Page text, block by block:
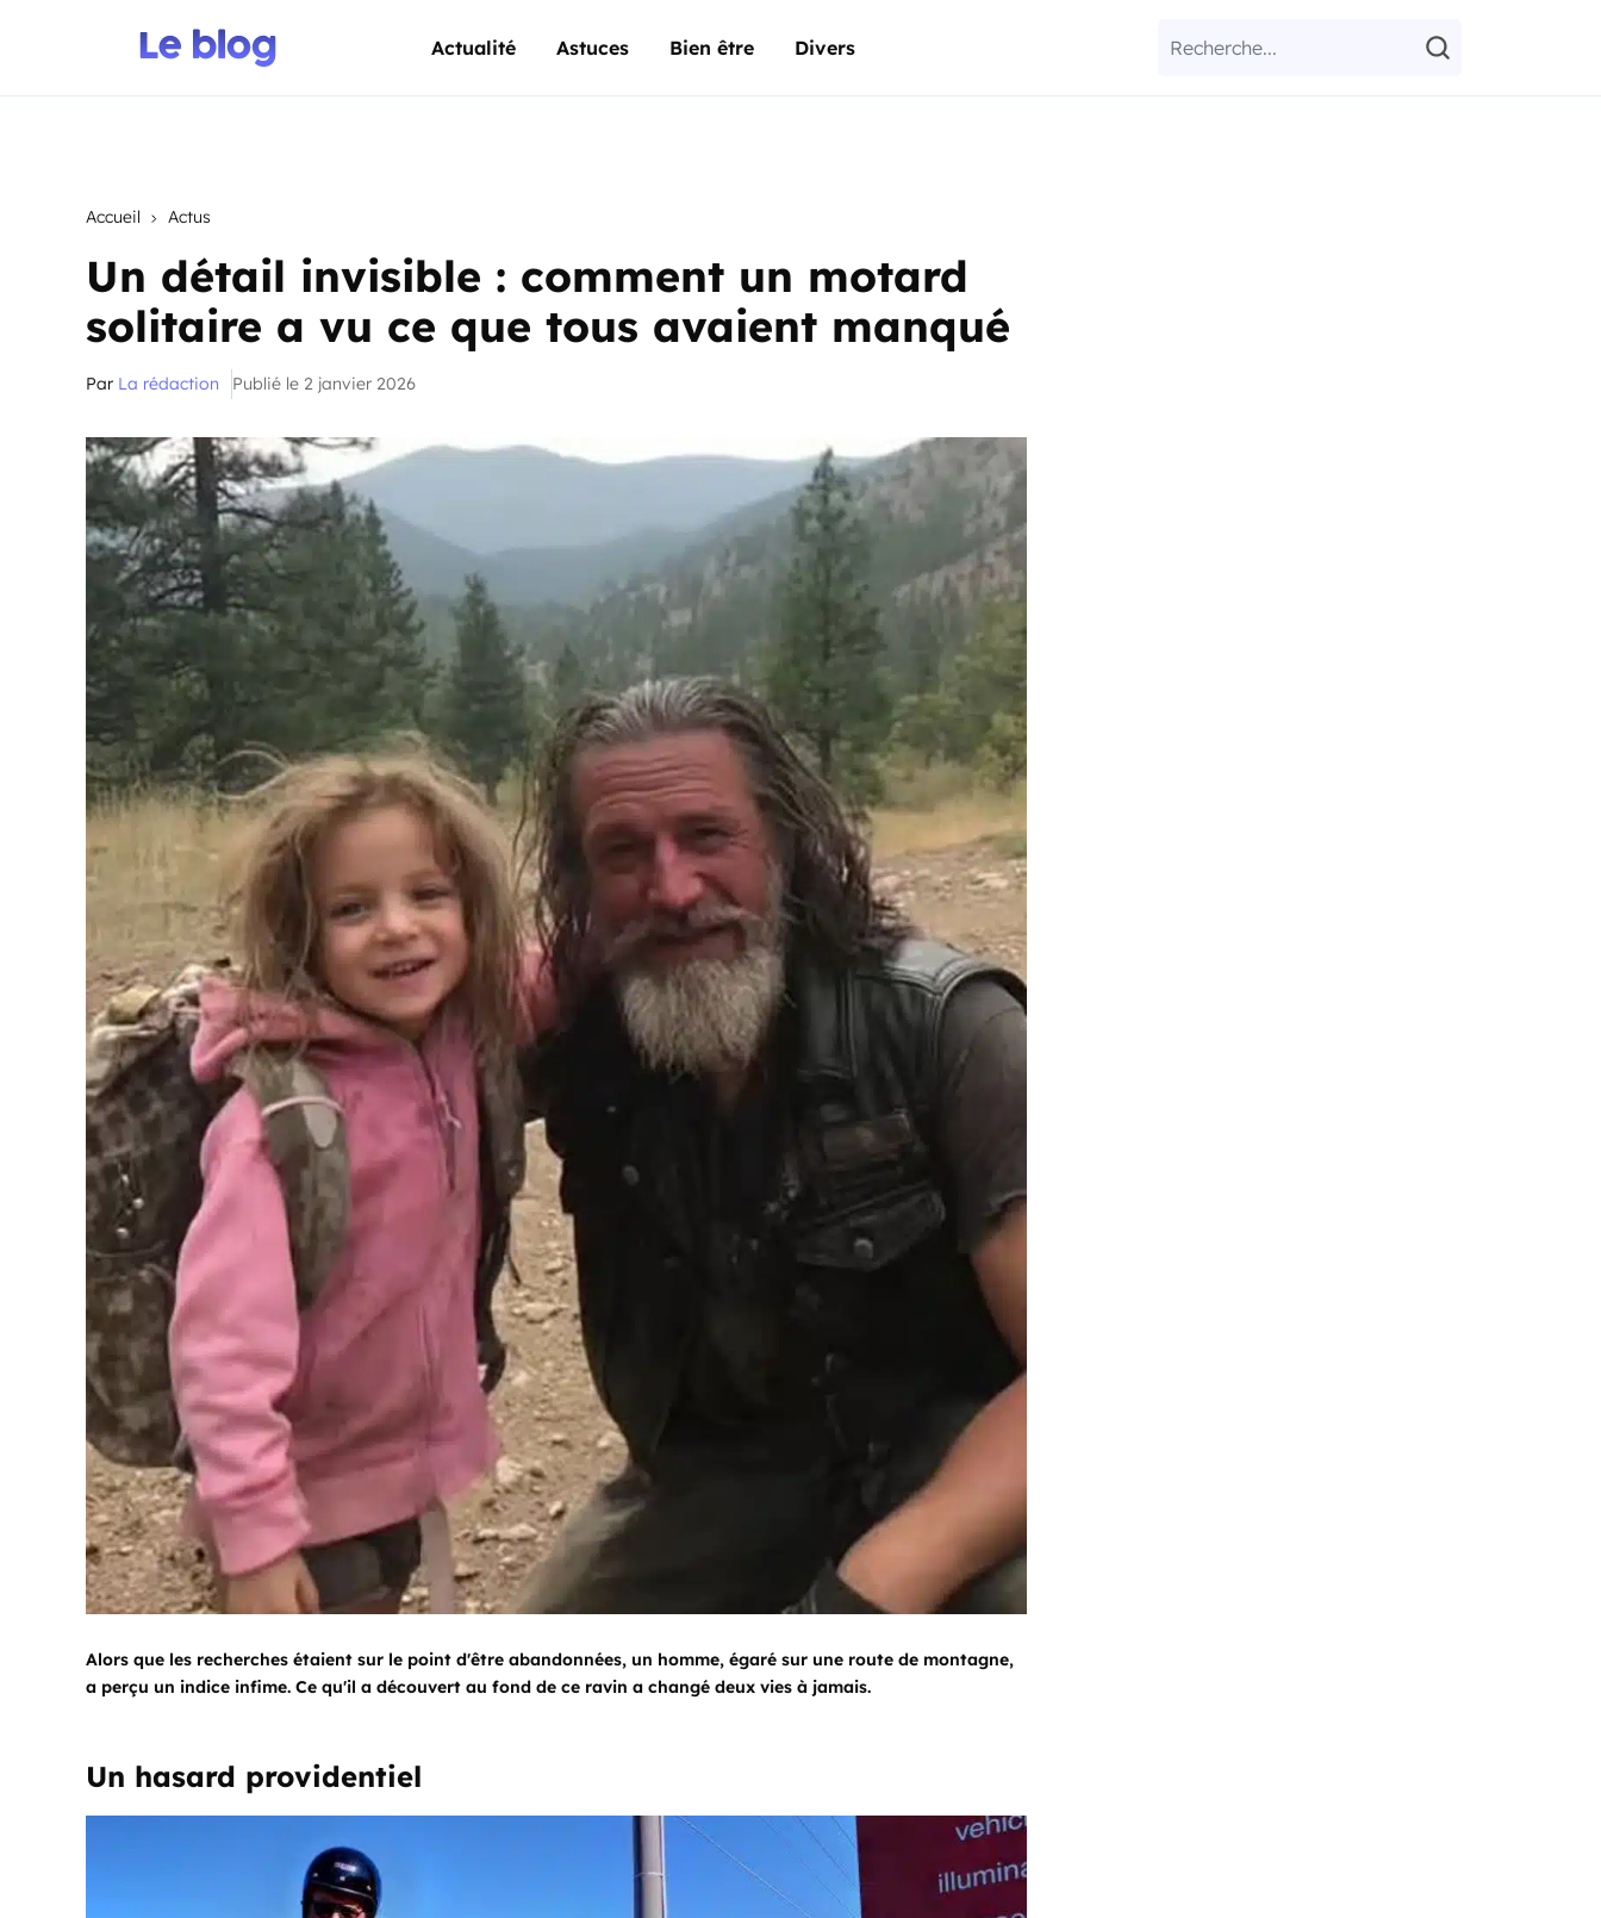
Actualité Astuces Bien être Divers
Accueil Actus
Un détail invisible : comment un motard
solitaire a vu ce que tous avaient manqué
Par La rédaction Publié le 2 janvier 2026
Alors que les recherches étaient sur le point d'être abandonnées, un homme, égaré sur une route de montagne,
a perçu un indice infime. Ce qu'il a découvert au fond de ce ravin a changé deux vies à jamais.
Un hasard providentiel